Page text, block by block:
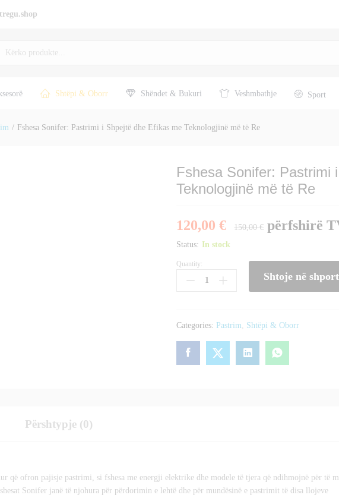
gjitha
Shtëpi & Oborr Shëndet & Bukuri Veshmbathje Sport
/ Fshesa Sonifer: Pastrimi i Shpejtë dhe Efikas me Teknologjinë më të Re
Fshesa Sonifer: Pastrimi
Teknologjinë më të Re
120,00€ 150,00€ përfshirë
Status: In stock
Fshesa
Sonifer:
Quantity:
Shtoje në
Categories: Pastrim, Shtëpi & Oborr
Përshtypje (0)
që ofron pajisje pastrimi, si fshesa me energji elektrike dhe modele të tjera që ndihmojnë për të
Sonifer janë të njohura për përdorimin e lehtë dhe për mundësinë e pastrimit të disa llojeve
Përshtypje (0)